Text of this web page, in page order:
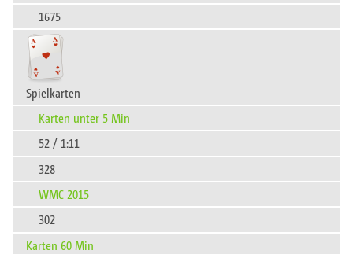
1675
Spielkarten
Karten unter 5 Min
52 / 1:11
328
WMC 2015
302
Karten 60 Min